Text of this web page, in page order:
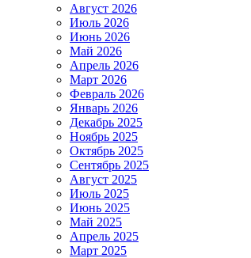
Август 2026
Июль 2026
Июнь 2026
Май 2026
Апрель 2026
Март 2026
Февраль 2026
Январь 2026
Декабрь 2025
Ноябрь 2025
Октябрь 2025
Сентябрь 2025
Август 2025
Июль 2025
Июнь 2025
Май 2025
Апрель 2025
Март 2025